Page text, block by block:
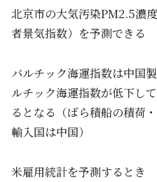
北京市の大気汚染PM2.5濃
者景気指数）を予測できる
バルチック海運指数は中国
ルチック海運指数が低下し
るとなる（ばら積船の積荷
輸入国は中国）
米雇用統計を予測するとき